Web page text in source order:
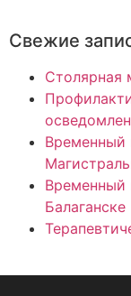
Свежие
Столярная
Временный
Временный
Балаганске